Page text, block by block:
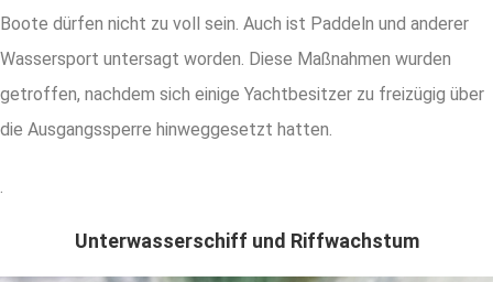
Boote dürfen nicht zu voll sein. Auch ist Paddeln und anderer
Wassersport untersagt worden. Diese Maßnahmen wurden
getroffen, nachdem sich einige Yachtbesitzer zu freizügig über
die Ausgangssperre hinweggesetzt hatten.
.
Unterwasserschiff und Riffwachstum